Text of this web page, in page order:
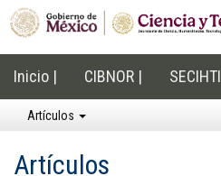
Inicio | CIBNOR | SECIHTI
Artículos
Artículos